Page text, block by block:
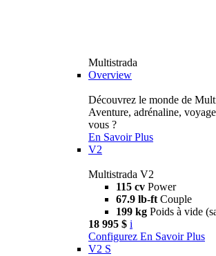
Multistrada
Overview
Découvrez le monde de
Aventure, adrénaline,
vous ?
En Savoir Plus
V2
Multistrada V2
115 cv Power
67.9 lb-ft Couple
199 kg Poids à vide
18 995 $ i
Configurez En Savoir Plus
V2 S